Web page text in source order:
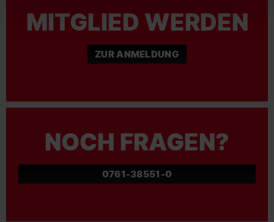
MITGLIED WERDEN
ZUR ANMELDUNG
NOCH FRAGEN?
0761-38551-0